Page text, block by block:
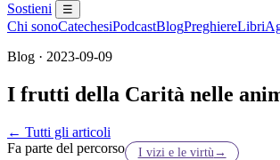
Sostieni ☰
Chi sonoCatechesiPodcastBlogPreghiereLibri
Blog · 2023-09-09
I frutti della Carità nelle
← Tutti gli articoli
Fa parte del percorso
I vizi e le virtù →